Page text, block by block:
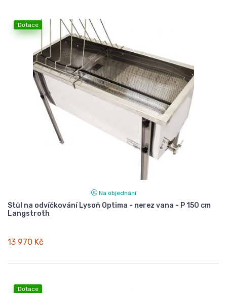
Dotace
Na objednání
Stůl na odvíčkování Lysoň Optima - nerez vana - P 150 cm
Langstroth
13 970 Kč
Dotace